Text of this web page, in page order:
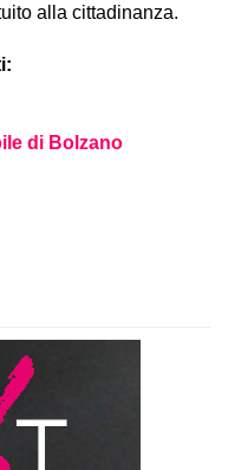
alla cittadinanza.
di Bolzano